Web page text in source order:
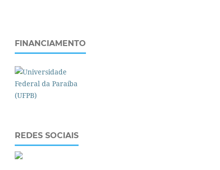
FINANCIAMENTO
REDES SOCIAIS